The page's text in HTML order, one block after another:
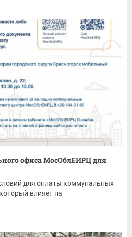
офиса МосОблЕИРЦ для
для оплаты коммунальных
влияет на